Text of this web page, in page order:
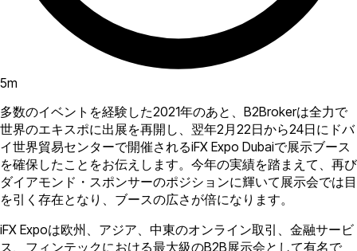
5m
多数のイベントを経験した2021年のあと、B2Brokerは全力で
世界のエキスポに出展を再開し、翌年2月22日から24日にドバ
イ世界貿易センターで開催されるiFX Expo Dubaiで展示ブース
を確保したことをお伝えします。今年の実績を踏まえて、再び
ダイアモンド・スポンサーのポジションに輝いて展示会では目
を引く存在となり、ブースの広さが倍になります。
iFX Expoは欧州、アジア、中東のオンライン取引、金融サービ
ス、フィンテックにおける最大級のB2B展示会として有名で